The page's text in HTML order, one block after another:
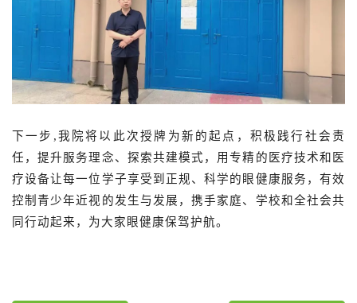
下一步 ,我院将以此次授牌为新的起点，积极践行社会责
任，提升服务理念、探索共建模式，用专精的医疗技术和医
疗设备让每一位学子享受到正规、科学的眼健康服务，有效
控制青少年近视的发生与发展，携手家庭、学校和全社会共
同行动起来，为大家眼健康保驾护航。